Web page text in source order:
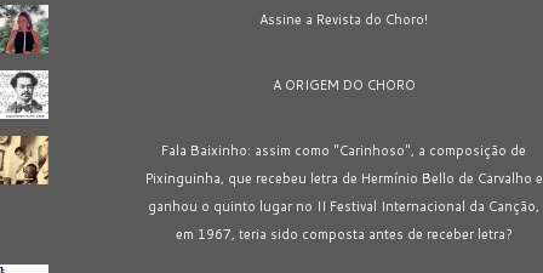
Assine a Revista do Choro!
A ORIGEM DO CHORO
Fala Baixinho: assim como "Carinhoso", a composição de
Pixinguinha, que recebeu letra de Hermínio Bello de Carvalho e
ganhou o quinto lugar no II Festival Internacional da Canção,
em 1967, teria sido composta antes de receber letra?